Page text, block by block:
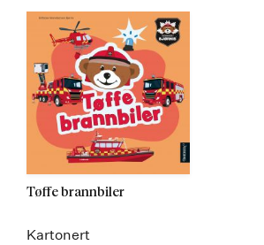
Tøffe brannbiler
Kartonert